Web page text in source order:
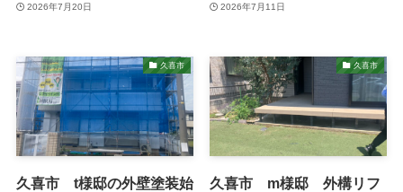
2026年7月20日 2026年7月11日
久喜市
久喜市 t様邸の外壁塗装始
久喜市
久喜市 m様邸 外構リフ